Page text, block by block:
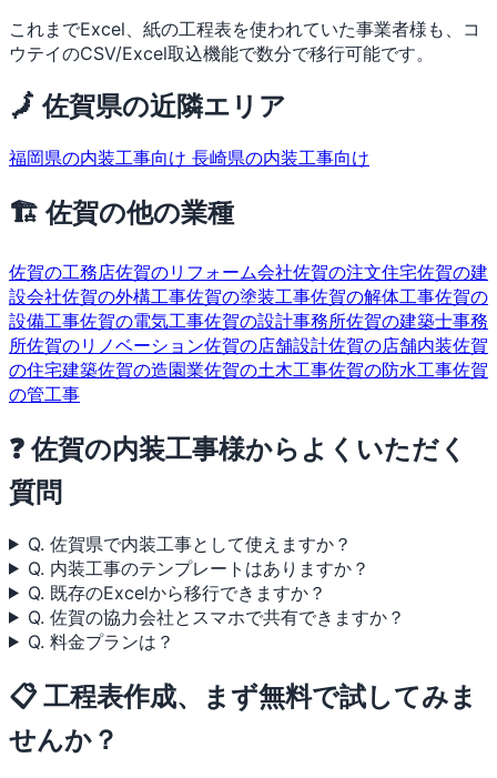
これまでExcel、紙の工程表を使われていた事業者様も、コ
ウテイのCSV/Excel取込機能で数分で移行可能です。
🗾 佐賀県の近隣エリア
福岡県の内装工事向け 長崎県の内装工事向け
🏗 佐賀の他の業種
佐賀の工務店佐賀のリフォーム会社佐賀の注文住宅佐賀の建
設会社佐賀の外構工事佐賀の塗装工事佐賀の解体工事佐賀の
設備工事佐賀の電気工事佐賀の設計事務所佐賀の建築士事務
所佐賀のリノベーション佐賀の店舗設計佐賀の店舗内装佐賀
の住宅建築佐賀の造園業佐賀の土木工事佐賀の防水工事佐賀
の管工事
❓ 佐賀の内装工事様からよくいただく
質問
Q. 佐賀県で内装工事として使えますか？
Q. 内装工事のテンプレートはありますか？
Q. 既存のExcelから移行できますか？
Q. 佐賀の協力会社とスマホで共有できますか？
Q. 料金プランは？
📋 工程表作成、まず無料で試してみま
せんか？